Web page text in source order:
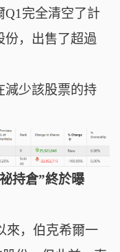
Q1完全清空了計
份，出售了超過
減少該股票的持
持倉”終於曝
來，伯克希爾一